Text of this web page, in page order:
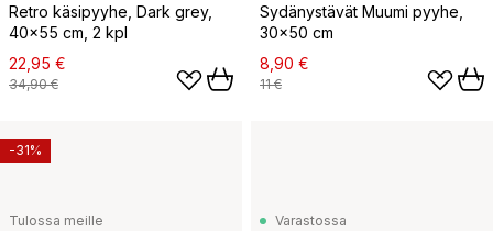
Retro käsipyyhe, Dark grey,
40x55 cm, 2 kpl
22,95 €
34,90 €
Sydänystävät Muumi pyyhe,
30x50 cm
8,90 €
11 €
Tulossa meille
-31%
Varastossa